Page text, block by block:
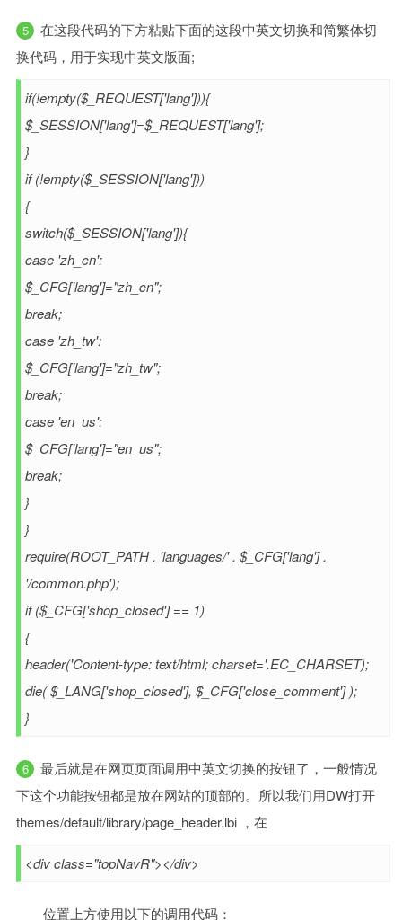
在这段代码的下方粘贴下面的这段中英文切换和简繁体切
换代码，用于实现中英文版面;
if(!empty($_REQUEST['lang'])){
$_SESSION['lang']=$_REQUEST['lang'];
}
if (!empty($_SESSION['lang']))
{
switch($_SESSION['lang']){
case 'zh_cn':
$_CFG['lang']="zh_cn";
break;
case 'zh_tw':
$_CFG['lang']="zh_tw";
break;
case 'en_us':
$_CFG['lang']="en_us";
break;
}
}
require(ROOT_PATH . 'languages/' . $_CFG['lang'] .
'/common.php');
if ($_CFG['shop_closed'] == 1)
{
header('Content-type: text/html; charset='.EC_CHARSET);
die( $_LANG['shop_closed'], $_CFG['close_comment'] );
}
最后就是在网页页面调用中英文切换的按钮了，一般情况
下这个功能按钮都是放在网站的顶部的。所以我们用DW打开
themes/default/library/page_header.lbi ，在
<div class="topNavR"></div>
位置上方使用以下的调用代码：